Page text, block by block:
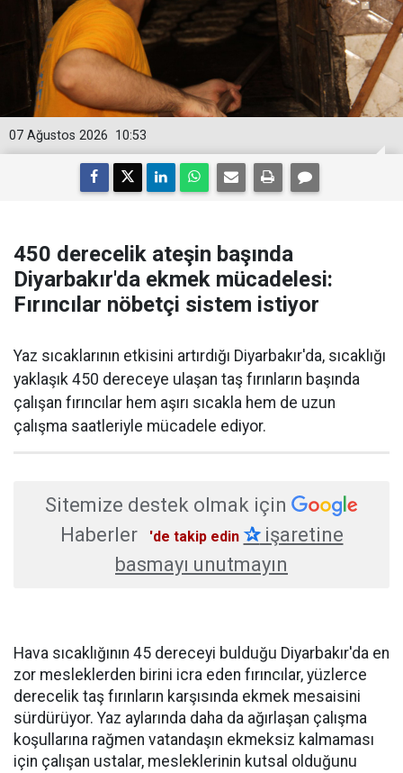
10:53
07 Ağustos 2026
450 derecelik ateşin başında
Diyarbakır'da ekmek mücadelesi:
Fırıncılar nöbetçi sistem istiyor
Yaz sıcaklarının etkisini artırdığı Diyarbakır'da, sıcaklığı
yaklaşık 450 dereceye ulaşan taş fırınların başında
çalışan fırıncılar hem aşırı sıcakla hem de uzun
çalışma saatleriyle mücadele ediyor.
Sitemize destek olmak için
Haberler
'de takip edin ✰işaretine
basmayı unutmayın
Hava sıcaklığının 45 dereceyi bulduğu Diyarbakır'da en
zor mesleklerden birini icra eden fırıncılar, yüzlerce
derecelik taş fırınların karşısında ekmek mesaisini
sürdürüyor. Yaz aylarında daha da ağırlaşan çalışma
koşullarına rağmen vatandaşın ekmeksiz kalmaması
için çalışan ustalar, mesleklerinin kutsal olduğunu